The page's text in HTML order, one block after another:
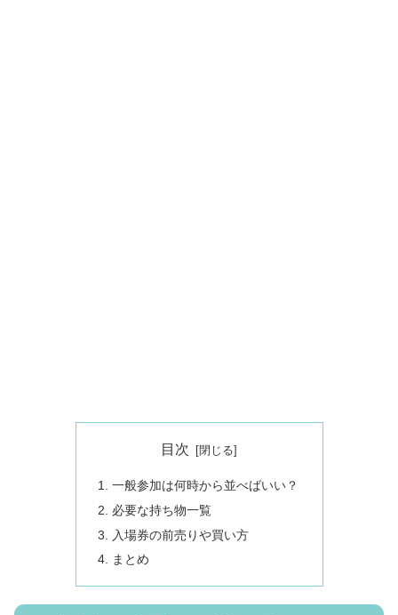
目次
一般参加は何時から並べばいい？
必要な持ち物一覧
入場券の前売りや買い方
まとめ